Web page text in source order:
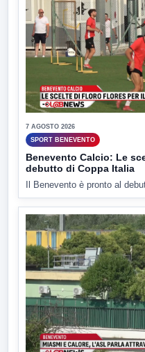
7 AGOSTO 2026
SPORT BENEVENTO
Benevento Calcio: Le
debutto di Coppa Italia
Il Benevento è pronto al